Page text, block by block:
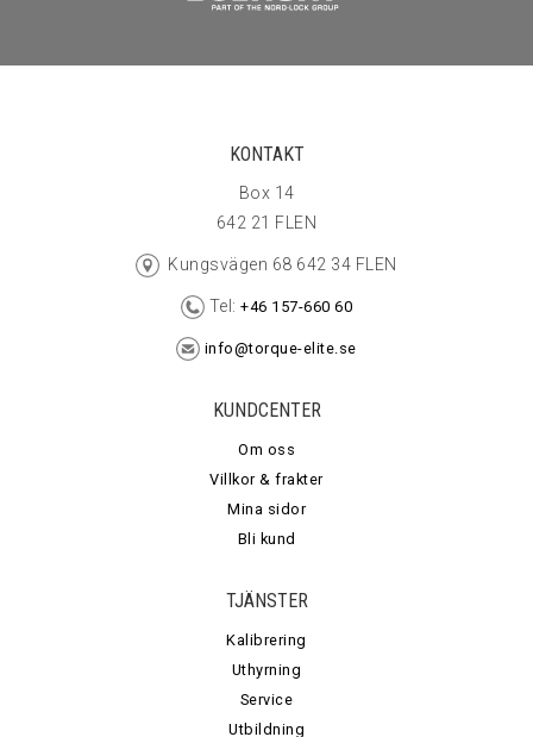
KONTAKT
Box 14
642 21 FLEN
Kungsvägen 68 642 34 FLEN
Tel: +46 157-660 60
info@torque-elite.se
KUNDCENTER
Om oss
Villkor & frakter
Mina sidor
Bli kund
TJÄNSTER
Kalibrering
Uthyrning
Service
Utbildning